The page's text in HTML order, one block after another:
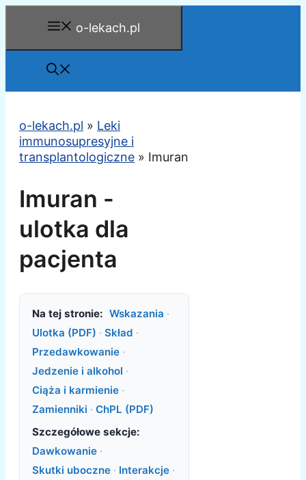
o-lekach.pl
o-lekach.pl » Leki
immunosupresyjne i
transplantologiczne » Imuran
Imuran -
ulotka dla
pacjenta
Na tej stronie: Wskazania ·
Ulotka (PDF) · Skład ·
Przedawkowanie ·
Jedzenie i alkohol ·
Ciąża i karmienie ·
Zamienniki · ChPL (PDF)
Szczegółowe sekcje:
Dawkowanie ·
Skutki uboczne · Interakcje ·